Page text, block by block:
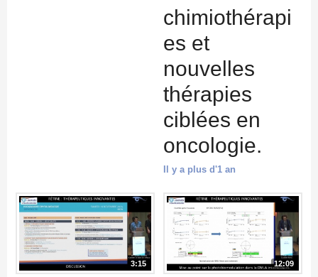
chimiothérapi
es et
nouvelles
thérapies
ciblées en
oncologie.
Il y a plus d'1 an
3:15 12:09